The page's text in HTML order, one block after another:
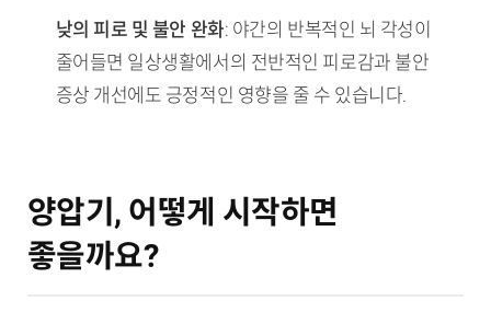
낮의 피로 및 불안 완화: 야간의 반복적인 뇌 각성이
줄어들면 일상생활에서의 전반적인 피로감과 불안
증상 개선에도 긍정적인 영향을 줄 수 있습니다.
양압기, 어떻게 시작하면
좋을까요?